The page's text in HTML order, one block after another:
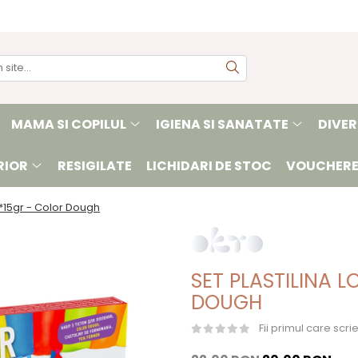
MAMA SI COPILUL IGIENA SI SANATATE
RESIGILATE LICHIDARI DE STOC
- Color Dough
SET PLASTILINA
DOUGH
Fii primul care